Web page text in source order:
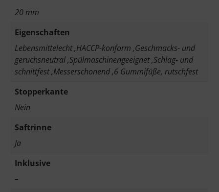
20 mm
Eigenschaften
Lebensmittelecht ,HACCP-konform ,Geschmacks- und
geruchsneutral ,Spülmaschinengeeignet ,Schlag- und
schnittfest ,Messerschonend ,6 Gummifüße, rutschfest
Stopperkante
Nein
Saftrinne
Ja
Inklusive
–